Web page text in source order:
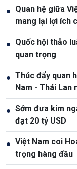
● Quan hệ giữa
mang lại lợi ích
● Quốc hội thảo
quan trọng
● Thúc đẩy quan
Nam - Thái Lan
● Sớm đưa kim
đạt 20 tỷ USD
● Việt Nam coi
trọng hàng đầu